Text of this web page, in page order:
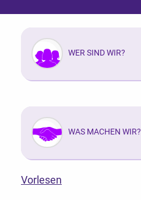
WER SIND WIR?
WAS MACHEN WIR?
Vorlesen